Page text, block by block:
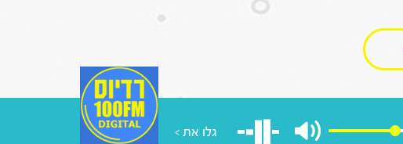
גלו את >